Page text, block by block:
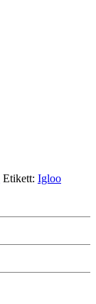
Etikett: Igloo